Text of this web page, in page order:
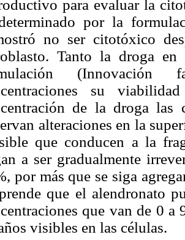
para evaluar la
por la
no ser citotóxico
Tanto la droga
(Innovación
su
de la droga las
alteraciones en la
que conducen a la
a ser gradualmente
por más que se siga
que el alendronato
que van de 0 a
visibles en las células.